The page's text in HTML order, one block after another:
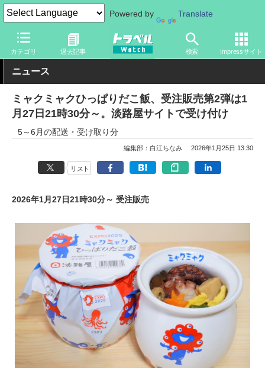
Powered by Translate
カテゴリ 過去記事 検索 Impressサイト
トラベル Watch イベント 国際博覧会 2025年大阪・関西万博
ニュース
ミャクミャクひっぱりだこ飯、受注販売第2弾は1
月27日21時30分～。淡路屋サイトで受け付け
5～6月の配送・受け取り分
編集部：白江ちなみ 2026年1月25日 13:30
リスト
2026年1月27日21時30分～ 受注販売